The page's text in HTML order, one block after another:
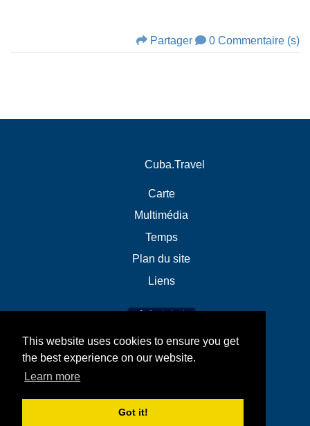
This website uses cookies to ensure you get
the best experience on our website.
Learn more
Got it!
Partager 0 Commentaire (s)
Cuba.Travel
Carte
Multimédia
Temps
Plan du site
Liens